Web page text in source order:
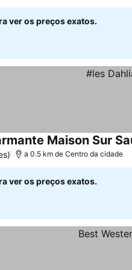
ver os preços exatos.
Maison Sur
a 0.5 km de Centro da cidade
ver os preços exatos.